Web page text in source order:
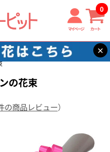
マイページ カート
0
×
り）
【7月の誕生花（ひまわ
の花束
の商品レビュー）